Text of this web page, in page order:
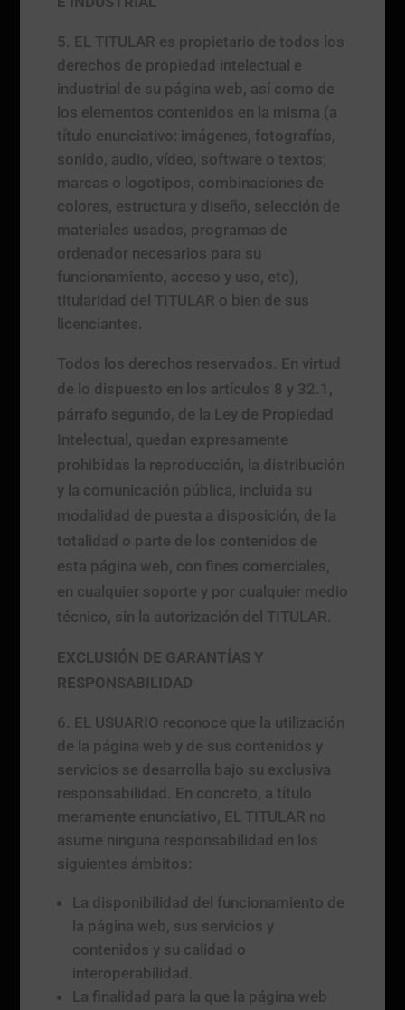
EL TITULAR es propietario de todos los
derechos de propiedad intelectual e
industrial de su página web, así como de
los elementos contenidos en la misma (a
título enunciativo: imágenes, fotografías,
sonido, audio, vídeo, software o textos;
marcas o logotipos, combinaciones de
colores, estructura y diseño, selección de
materiales usados, programas de
ordenador necesarios para su
funcionamiento, acceso y uso, etc),
titularidad del TITULAR o bien de sus
licenciantes.
Todos los derechos reservados. En virtud
de lo dispuesto en los artículos 8 y 32.1,
párrafo segundo, de la Ley de Propiedad
Intelectual, quedan expresamente
prohibidas la reproducción, la distribución
y la comunicación pública, incluida su
modalidad de puesta a disposición, de la
totalidad o parte de los contenidos de
esta página web, con fines comerciales,
en cualquier soporte y por cualquier medio
técnico, sin la autorización del TITULAR.
EXCLUSIÓN DE GARANTÍAS Y
RESPONSABILIDAD
EL USUARIO reconoce que la utilización
de la página web y de sus contenidos y
servicios se desarrolla bajo su exclusiva
responsabilidad. En concreto, a título
meramente enunciativo, EL TITULAR no
asume ninguna responsabilidad en los
siguientes ámbitos:
La disponibilidad del funcionamiento de
la página web, sus servicios y
contenidos y su calidad o
interoperabilidad.
La finalidad para la que la página web